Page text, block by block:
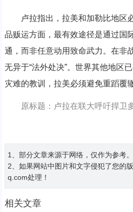
卢拉指出，拉美和加勒比地区
品贩运方面，最有效途径是通过国
通，而非任意动用致命武力。在非
无异于“法外处决”。世界其他地区
灾难的教训，拉美必须避免重蹈覆辙
原标题：卢拉在联大呼吁捍卫
1、部分文章来源于网络，仅作为参考。
2、如果网站中图片和文字侵犯了您的
q.com处理！
相关文章